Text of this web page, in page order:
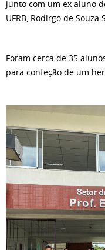
junto com um ex aluno
UFRB, Rodirgo de Souza
Foram cerca de 35
para confeção de um